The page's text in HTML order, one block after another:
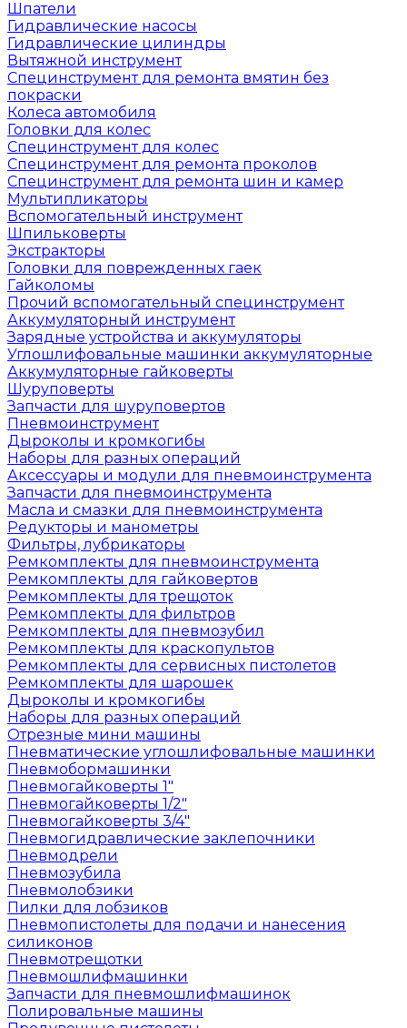
Шпатели
Гидравлические насосы
Гидравлические цилиндры
Вытяжной инструмент
Специнструмент для ремонта вмятин без
покраски
Колеса автомобиля
Головки для колес
Специнструмент для колес
Специнструмент для ремонта проколов
Специнструмент для ремонта шин и камер
Мультипликаторы
Вспомогательный инструмент
Шпильковерты
Экстракторы
Головки для поврежденных гаек
Гайколомы
Прочий вспомогательный специнструмент
Аккумуляторный инструмент
Зарядные устройства и аккумуляторы
Углошлифовальные машинки аккумуляторные
Аккумуляторные гайковерты
Шуруповерты
Запчасти для шуруповертов
Пневмоинструмент
Дыроколы и кромкогибы
Наборы для разных операций
Аксессуары и модули для пневмоинструмента
Запчасти для пневмоинструмента
Масла и смазки для пневмоинструмента
Редукторы и манометры
Фильтры, лубрикаторы
Ремкомплекты для пневмоинструмента
Ремкомплекты для гайковертов
Ремкомплекты для трещоток
Ремкомплекты для фильтров
Ремкомплекты для пневмозубил
Ремкомплекты для краскопультов
Ремкомплекты для сервисных пистолетов
Ремкомплекты для шарошек
Дыроколы и кромкогибы
Наборы для разных операций
Отрезные мини машины
Пневматические углошлифовальные машинки
Пневмобормашинки
Пневмогайковерты 1"
Пневмогайковерты 1/2"
Пневмогайковерты 3/4"
Пневмогидравлические заклепочники
Пневмодрели
Пневмозубила
Пневмолобзики
Пилки для лобзиков
Пневмопистолеты для подачи и нанесения
силиконов
Пневмотрещотки
Пневмошлифмашинки
Запчасти для пневмошлифмашинок
Полировальные машины